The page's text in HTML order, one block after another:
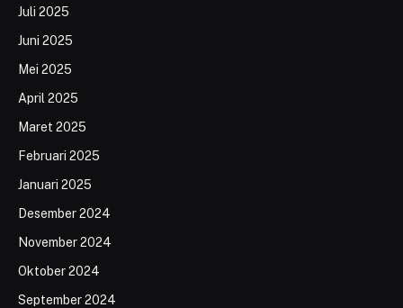
Juli 2025
Juni 2025
Mei 2025
April 2025
Maret 2025
Februari 2025
Januari 2025
Desember 2024
November 2024
Oktober 2024
September 2024